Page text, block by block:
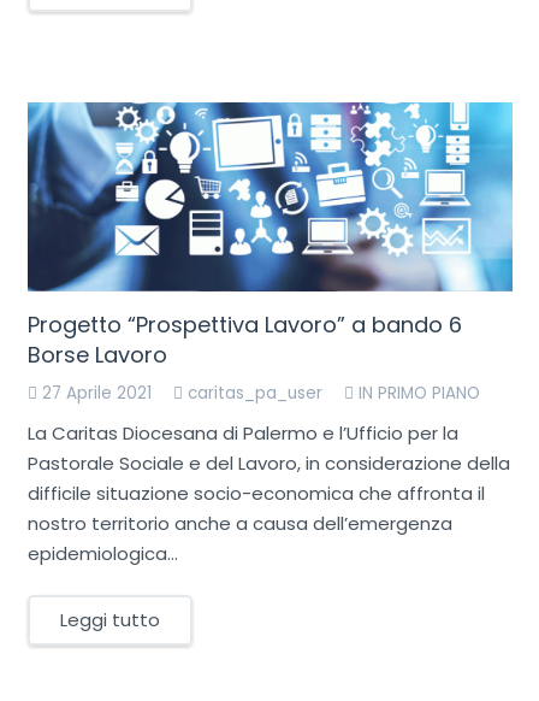
Progetto “Prospettiva Lavoro” a bando 6
Borse Lavoro
27 Aprile 2021 caritas_pa_user IN PRIMO PIANO
La Caritas Diocesana di Palermo e l’Ufficio per la
Pastorale Sociale e del Lavoro, in considerazione della
difficile situazione socio-economica che affronta il
nostro territorio anche a causa dell’emergenza
epidemiologica…
Leggi tutto